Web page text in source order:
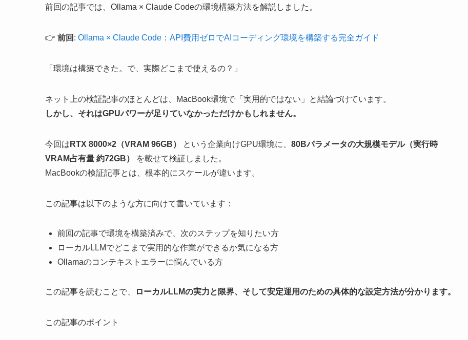
前回の記事では、Ollama × Claude Codeの環境構築方法を解説しました。
👉 前回 : Ollama × Claude Code：API費用ゼロでAIコーディング環境を構築する完全ガイド
「環境は構築できた。で、実際どこまで使えるの？」
ネット上の検証記事のほとんどは、MacBook環境で「実用的ではない」と結論づけています。
しかし、それはGPUパワーが足りていなかっただけかもしれません。
今回は RTX 8000×2（VRAM 96GB） という企業向けGPU環境に、 80Bパラメータの大規模モデル（実行時
VRAM占有量 約72GB）
を載せて検証しました。
MacBookの検証記事とは、根本的にスケールが違います。
この記事は以下のような方に向けて書いています：
前回の記事で環境を構築済みで、次のステップを知りたい方
ローカルLLMでどこまで実用的な作業ができるか気になる方
Ollamaのコンテキストエラーに悩んでいる方
この記事を読むことで、 ローカルLLMの実力と限界、そして安定運用のための具体的な設定方法が分かります。
この記事のポイント